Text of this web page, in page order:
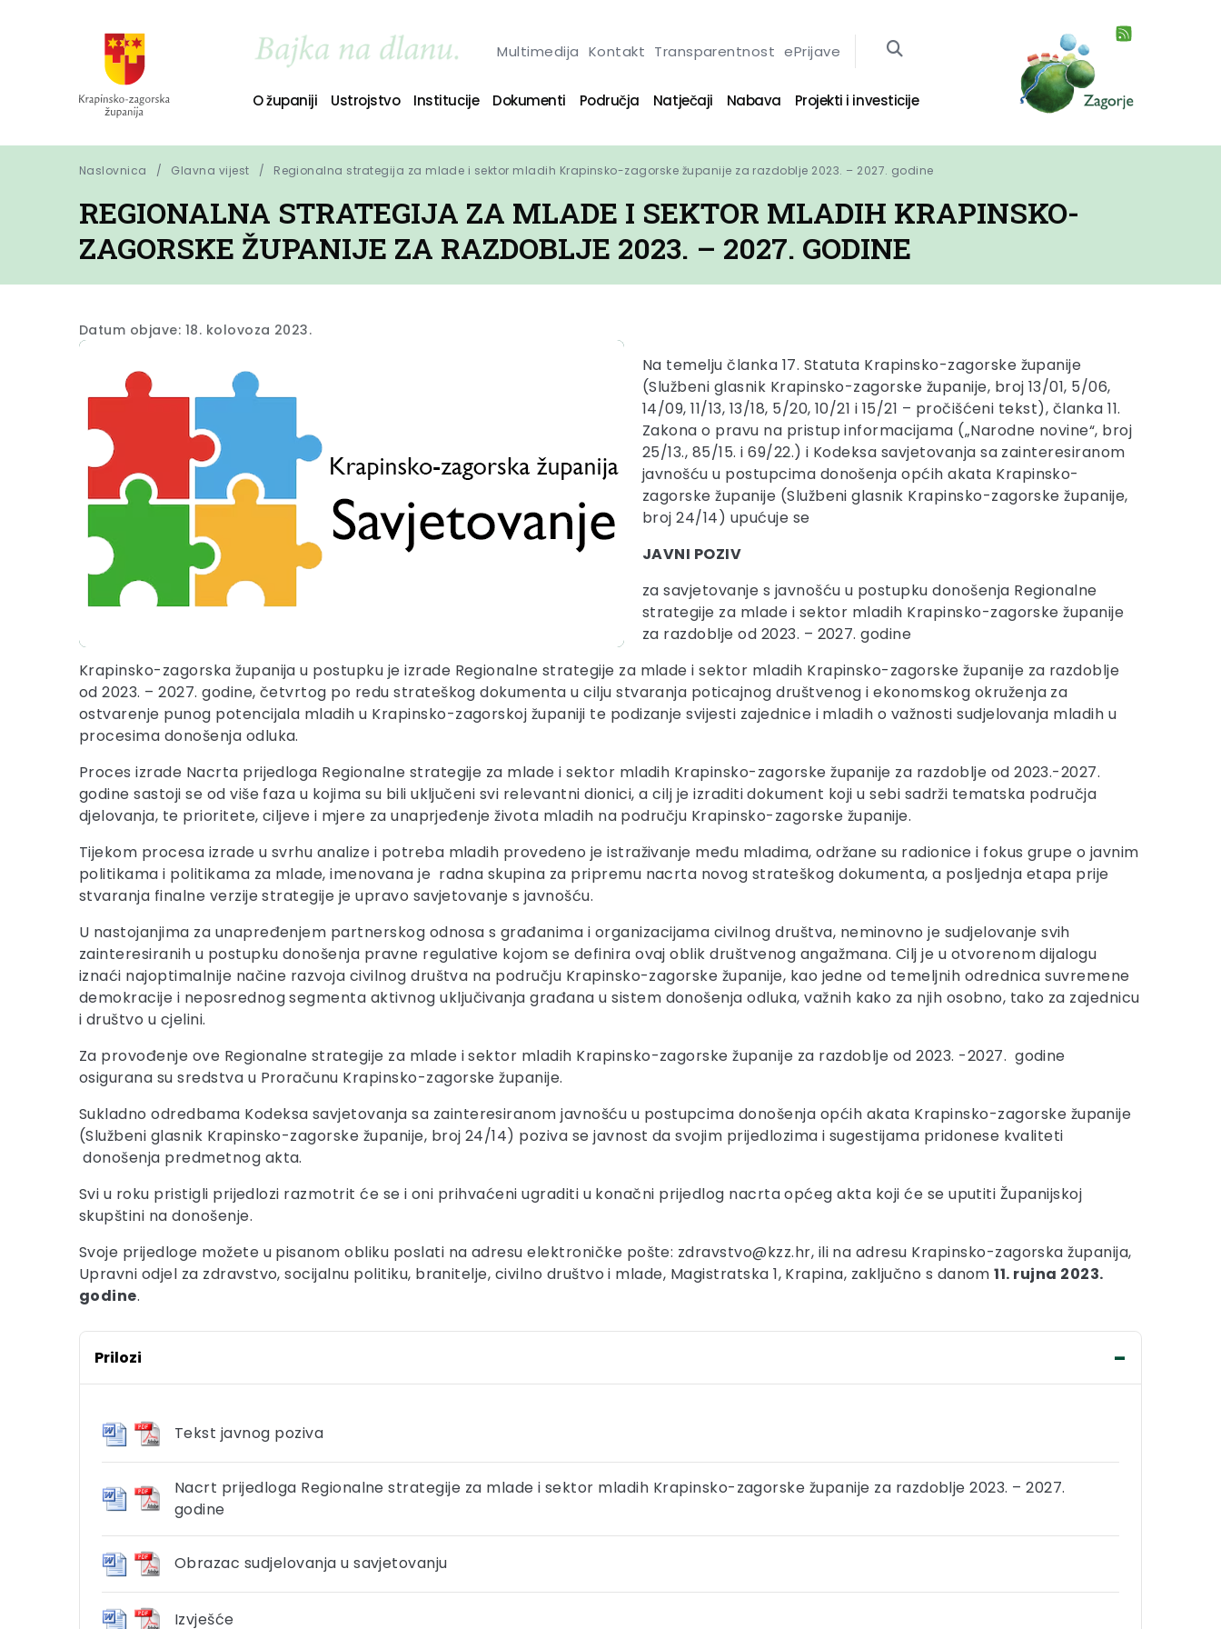
Multimedija Kontakt Transparentnost ePrijave
O županiji Ustrojstvo Institucije Dokumenti Područja Natječaji Nabava Projekti i investicije
Naslovnica Glavna vijest Regionalna strategija za mlade i sektor mladih Krapinsko-zagorske županije za razdoblje 2023. – 2027. godine
REGIONALNA STRATEGIJA ZA MLADE I SEKTOR MLADIH KRAPINSKO-
ZAGORSKE ŽUPANIJE ZA RAZDOBLJE 2023. – 2027. GODINE
Datum objave: 18. kolovoza 2023.
Na temelju članka 17. Statuta Krapinsko-zagorske županije
(Službeni glasnik Krapinsko-zagorske županije, broj 13/01, 5/06,
14/09, 11/13, 13/18, 5/20, 10/21 i 15/21 – pročišćeni tekst), članka 11.
Zakona o pravu na pristup informacijama („Narodne novine“, broj
25/13., 85/15. i 69/22.) i Kodeksa savjetovanja sa zainteresiranom
javnošću u postupcima donošenja općih akata Krapinsko-
zagorske županije (Službeni glasnik Krapinsko-zagorske županije,
broj 24/14) upućuje se
JAVNI POZIV
za savjetovanje s javnošću u postupku donošenja Regionalne
strategije za mlade i sektor mladih Krapinsko-zagorske županije
za razdoblje od 2023. – 2027. godine
Krapinsko-zagorska županija u postupku je izrade Regionalne strategije za mlade i sektor mladih Krapinsko-zagorske županije za razdoblje
od 2023. – 2027. godine, četvrtog po redu strateškog dokumenta u cilju stvaranja poticajnog društvenog i ekonomskog okruženja za
ostvarenje punog potencijala mladih u Krapinsko-zagorskoj županiji te podizanje svijesti zajednice i mladih o važnosti sudjelovanja mladih u
procesima donošenja odluka.
Proces izrade Nacrta prijedloga Regionalne strategije za mlade i sektor mladih Krapinsko-zagorske županije za razdoblje od 2023.-2027.
godine sastoji se od više faza u kojima su bili uključeni svi relevantni dionici, a cilj je izraditi dokument koji u sebi sadrži tematska područja
djelovanja, te prioritete, ciljeve i mjere za unaprjeđenje života mladih na području Krapinsko-zagorske županije.
Tijekom procesa izrade u svrhu analize i potreba mladih provedeno je istraživanje među mladima, održane su radionice i fokus grupe o javnim
politikama i politikama za mlade, imenovana je radna skupina za pripremu nacrta novog strateškog dokumenta, a posljednja etapa prije
stvaranja finalne verzije strategije je upravo savjetovanje s javnošću.
U nastojanjima za unapređenjem partnerskog odnosa s građanima i organizacijama civilnog društva, neminovno je sudjelovanje svih
zainteresiranih u postupku donošenja pravne regulative kojom se definira ovaj oblik društvenog angažmana. Cilj je u otvorenom dijalogu
iznaći najoptimalnije načine razvoja civilnog društva na području Krapinsko-zagorske županije, kao jedne od temeljnih odrednica suvremene
demokracije i neposrednog segmenta aktivnog uključivanja građana u sistem donošenja odluka, važnih kako za njih osobno, tako za zajednicu
i društvo u cjelini.
Za provođenje ove Regionalne strategije za mlade i sektor mladih Krapinsko-zagorske županije za razdoblje od 2023. -2027. godine
osigurana su sredstva u Proračunu Krapinsko-zagorske županije.
Sukladno odredbama Kodeksa savjetovanja sa zainteresiranom javnošću u postupcima donošenja općih akata Krapinsko-zagorske županije
(Službeni glasnik Krapinsko-zagorske županije, broj 24/14) poziva se javnost da svojim prijedlozima i sugestijama pridonese kvaliteti
donošenja predmetnog akta.
Svi u roku pristigli prijedlozi razmotrit će se i oni prihvaćeni ugraditi u konačni prijedlog nacrta općeg akta koji će se uputiti Županijskoj
skupštini na donošenje.
Svoje prijedloge možete u pisanom obliku poslati na adresu elektroničke pošte: zdravstvo@kzz.hr, ili na adresu Krapinsko-zagorska županija,
Upravni odjel za zdravstvo, socijalnu politiku, branitelje, civilno društvo i mlade, Magistratska 1, Krapina, zaključno s danom11. rujna 2023.
godine.
Prilozi
Tekst javnog poziva
Nacrt prijedloga Regionalne strategije za mlade i sektor mladih Krapinsko-zagorske županije za razdoblje 2023. – 2027.
godine
Obrazac sudjelovanja u savjetovanju
Izvješće